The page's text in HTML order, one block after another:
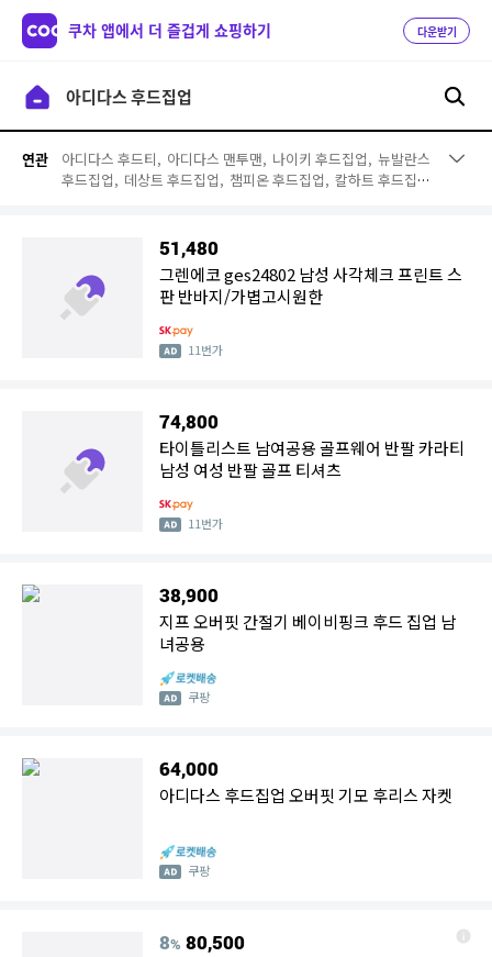
쿠차 앱에서 더 즐겁게 쇼핑하기 다운받기
연관 아디다스 후드티, 아디다스 맨투맨, 나이키 후드집업, 뉴발란스
후드집업, 데상트 후드집업, 챔피온 후드집업, 칼하트 후드집
jeep 후드집업, 게스 후드집업,
아디다스 후드집업 여성, 여자 아디다스 후드집업
51,480
그렌에코 ges24802 남성 사각체크 프린트 스
판 반바지/가볍고시원한
11번가
74,800
타이틀리스트 남여공용 골프웨어 반팔 카라티
남성 여성 반팔 골프 티셔츠
11번가
38,900
지프 오버핏 간절기 베이비핑크 후드 집업 남
녀공용
쿠팡
64,000
아디다스 후드집업 오버핏 기모 후리스 자켓
쿠팡
8% 80,500